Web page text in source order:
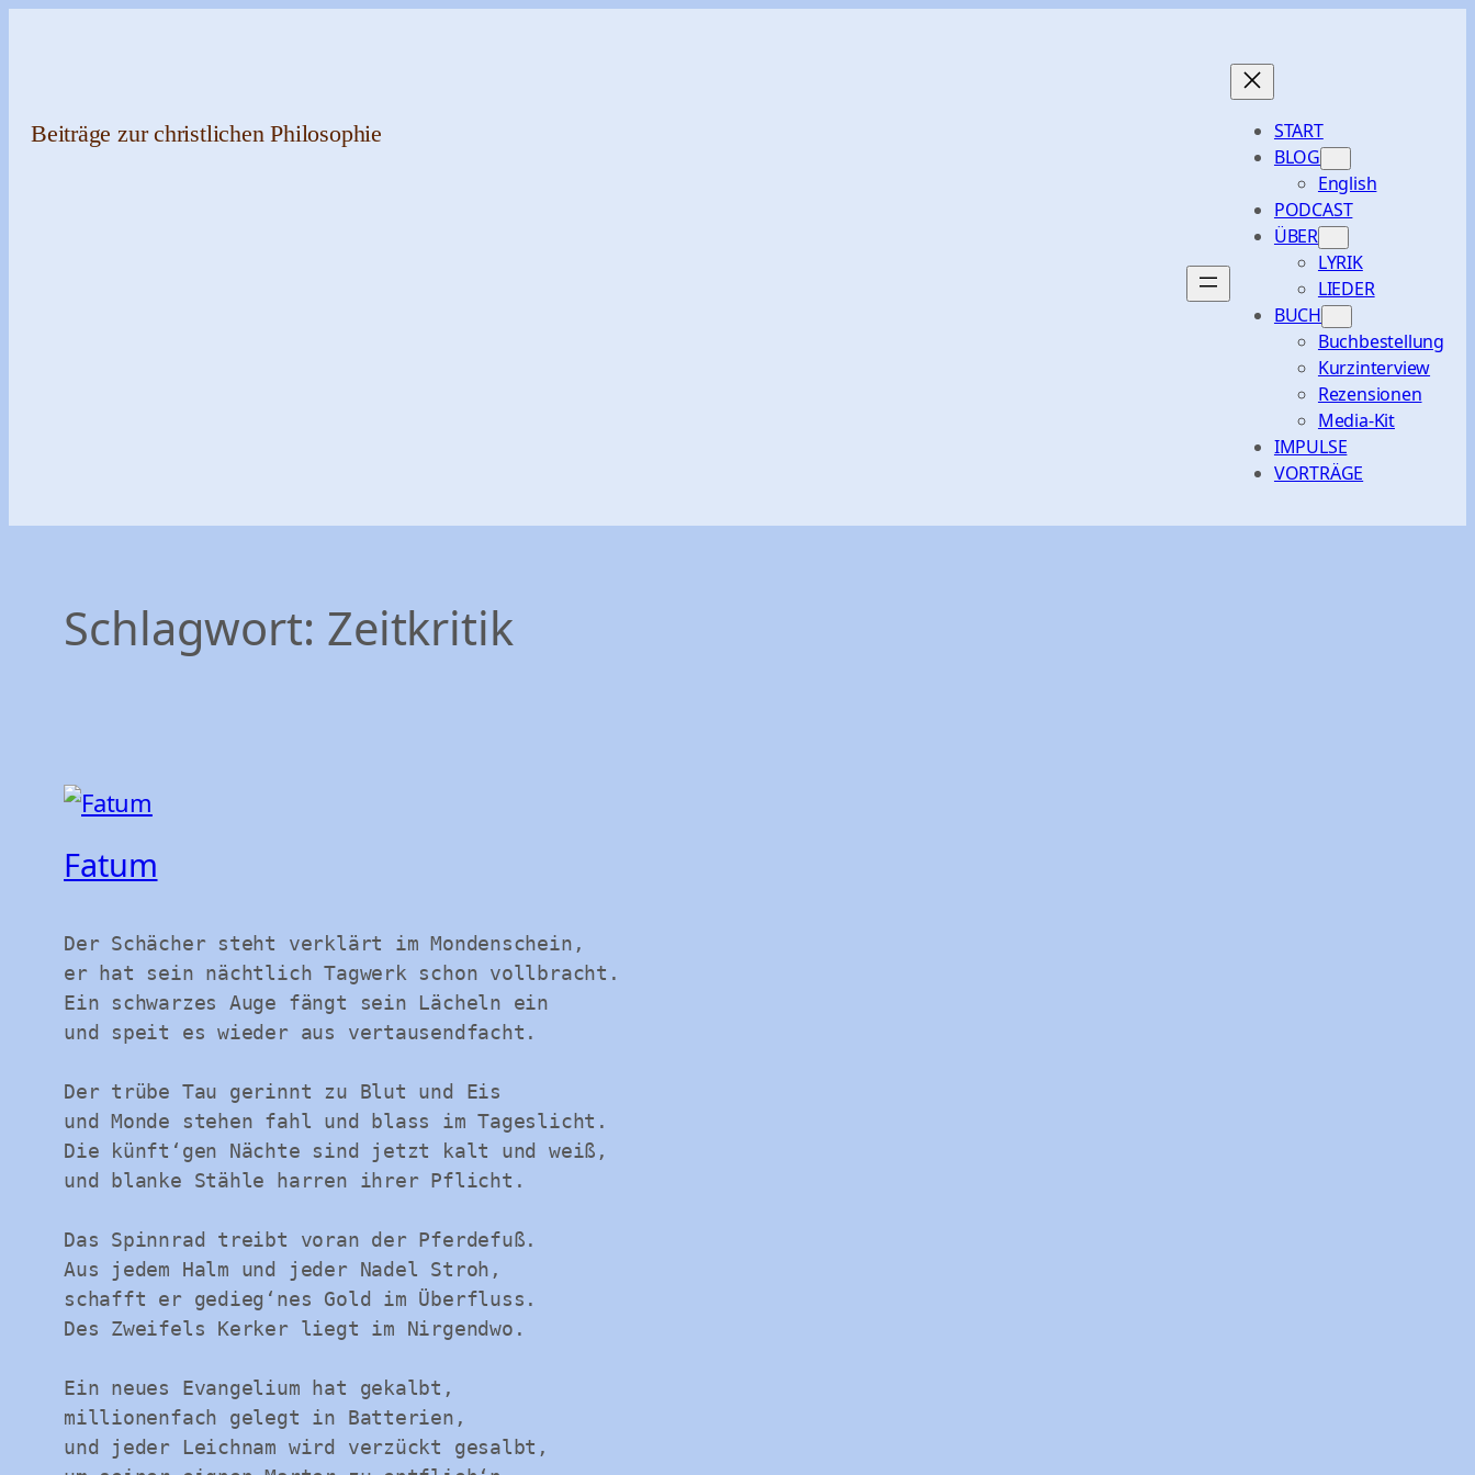
Beiträge zur christlichen Philosophie
START
BLOG
English
PODCAST
ÜBER
LYRIK
LIEDER
BUCH
Buchbestellung
Kurzinterview
Rezensionen
Media-Kit
IMPULSE
VORTRÄGE
Schlagwort: Zeitkritik
Fatum
Der Schächer steht verklärt im Mondenschein,
er hat sein nächtlich Tagwerk schon vollbracht.
Ein schwarzes Auge fängt sein Lächeln ein
und speit es wieder aus vertausendfacht.
Der trübe Tau gerinnt zu Blut und Eis
und Monde stehen fahl und blass im Tageslicht.
Die künft‘gen Nächte sind jetzt kalt und weiß,
und blanke Stähle harren ihrer Pflicht.
Das Spinnrad treibt voran der Pferdefuß.
Aus jedem Halm und jeder Nadel Stroh,
schafft er gedieg‘nes Gold im Überfluss.
Des Zweifels Kerker liegt im Nirgendwo.
Ein neues Evangelium hat gekalbt,
millionenfach gelegt in Batterien,
und jeder Leichnam wird verzückt gesalbt,